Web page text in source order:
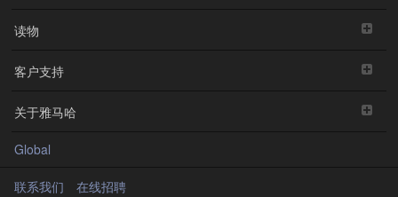
读物
客户支持
关于雅马哈
Global
联系我们
在线招聘